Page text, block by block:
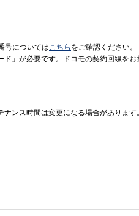
号についてはこちら をご確認ください。
」が必要です。ドコモの契約回線を
ンス時間は変更になる場合があります。